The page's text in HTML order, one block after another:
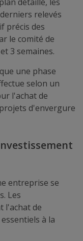
relevés
précis des
le comité de
3 semaines.
une phase
selon un
l'achat de
d'envergure
entreprise se
Les
l'achat de
à la